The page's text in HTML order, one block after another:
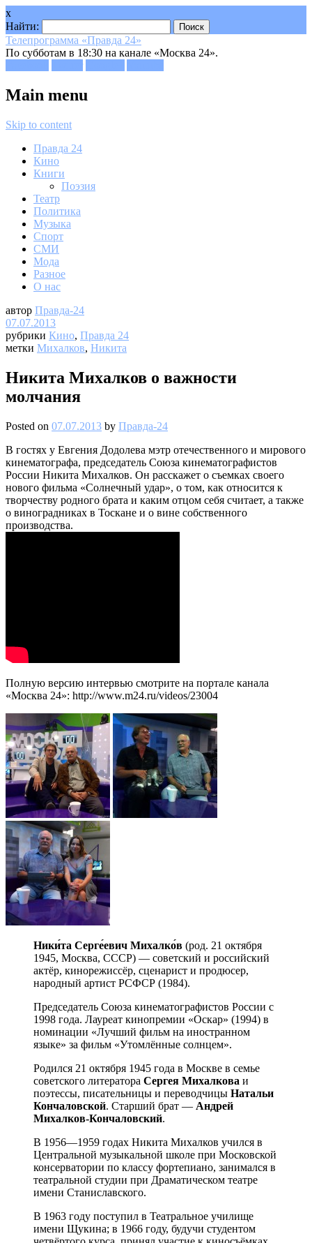
x
Найти:
Телепрограмма «Правда 24»
По субботам в 18:30 на канале «Москва 24».
Main menu
Skip to content
Правда 24
Кино
Книги
Поэзия
Театр
Политика
Музыка
Спорт
СМИ
Мода
Разное
О нас
автор Правда-24
07.07.2013
рубрики Кино, Правда 24
метки Михалков, Никита
Никита Михалков о важности
молчания
Posted on 07.07.2013 by Правда-24
В гостях у Евгения Додолева мэтр отечественного и мирового
кинематографа, председатель Союза кинематографистов
России Никита Михалков. Он расскажет о съемках своего
нового фильма «Солнечный удар», о том, как относится к
творчеству родного брата и каким отцом себя считает, а также
о виноградниках в Тоскане и о вине собственного
производства.
Полную версию интервью смотрите на портале канала
«Москва 24»: http://www.m24.ru/videos/23004
Ники́та Серге́евич Михалко́в (род. 21 октября
1945, Москва, СССР) — советский и российский
актёр, кинорежиссёр, сценарист и продюсер,
народный артист РСФСР (1984).
Председатель Союза кинематографистов России с
1998 года. Лауреат кинопремии «Оскар» (1994) в
номинации «Лучший фильм на иностранном
языке» за фильм «Утомлённые солнцем».
Родился 21 октября 1945 года в Москве в семье
советского литератора Сергея Михалкова и
поэтессы, писательницы и переводчицы Натальи
Кончаловской. Старший брат — Андрей
Михалков-Кончаловский.
В 1956—1959 годах Никита Михалков учился в
Центральной музыкальной школе при Московской
консерватории по классу фортепиано, занимался в
театральной студии при Драматическом театре
имени Станиславского.
В 1963 году поступил в Театральное училище
имени Щукина; в 1966 году, будучи студентом